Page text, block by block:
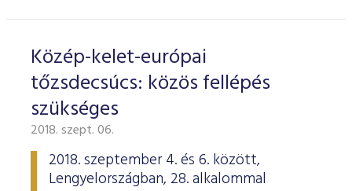
Közép-kelet-európai
tőzsdecsúcs: közös fellépés
szükséges
2018. szept. 06.
2018. szeptember 4. és 6. között,
Lengyelországban, 28. alkalommal